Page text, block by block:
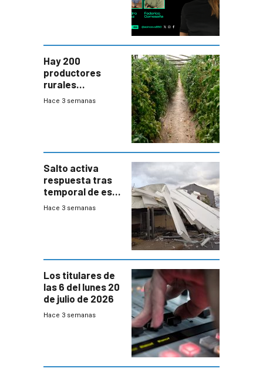
Hay 200
productores
rurales
afectados tras
Hace 3 semanas
Salto activa
respuesta tras
temporal de este
sábado con
Hace 3 semanas
Los titulares de
las 6 del lunes 20
de julio de 2026
Hace 3 semanas